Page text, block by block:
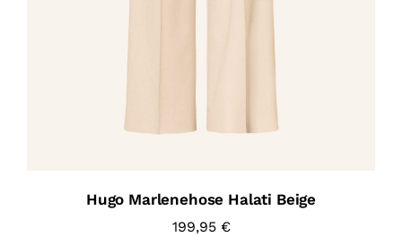
Hugo Marlenehose Halati Beige
199,95 €